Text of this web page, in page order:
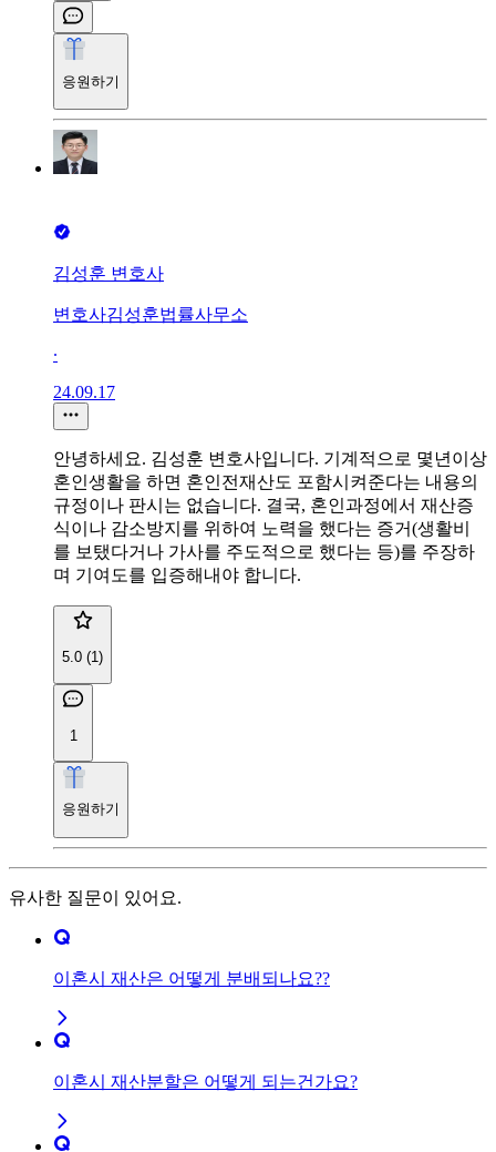
응원하기
김성훈 변호사
변호사김성훈법률사무소
∙
24.09.17
안녕하세요. 김성훈 변호사입니다. 기계적으로 몇년이상
혼인생활을 하면 혼인전재산도 포함시켜준다는 내용의
규정이나 판시는 없습니다. 결국, 혼인과정에서 재산증
식이나 감소방지를 위하여 노력을 했다는 증거(생활비
를 보탰다거나 가사를 주도적으로 했다는 등)를 주장하
며 기여도를 입증해내야 합니다.
5.0 (1)
1
응원하기
유사한 질문이 있어요.
이혼시 재산은 어떻게 분배되나요??
이혼시 재산분할은 어떻게 되는건가요?